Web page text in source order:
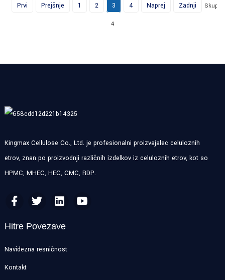
Prvi Prejšnje 1 2 3 4 Naprej Zadnji Skupaj
4
Kingmax Cellulose Co., Ltd. je profesionalni proizvajalec celuloznih
etrov, znan po proizvodnji različnih izdelkov iz celuloznih etrov, kot so
HPMC, MHEC, HEC, CMC, RDP.
Hitre Povezave
Navidezna resničnost
Kontakt